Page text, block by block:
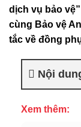
dịch vụ bảo
cùng Bảo vệ
tắc về đồng
Nội
Xem thêm: